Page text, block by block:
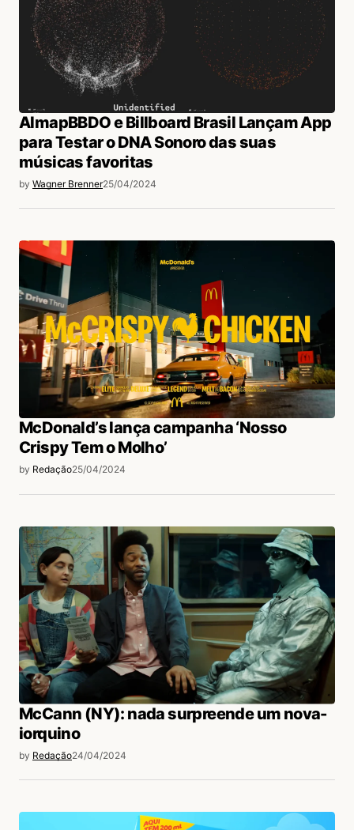
AlmapBBDO e Billboard Brasil Lançam App
para Testar o DNA Sonoro das suas
músicas favoritas
by Wagner Brenner25/04/2024
McDonald’s lança campanha ‘Nosso
Crispy Tem o Molho’
by Redação25/04/2024
McCann (NY): nada surpreende um nova-
iorquino
by Redação24/04/2024